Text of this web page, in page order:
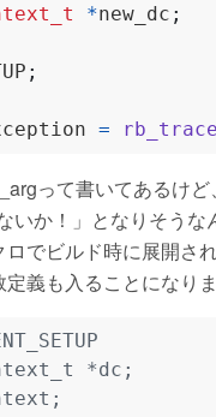
*new_dc ;
;
=
って書いてあるけ
いか！」となりそうな
でビルド時に展開さ
義も入ることになりま